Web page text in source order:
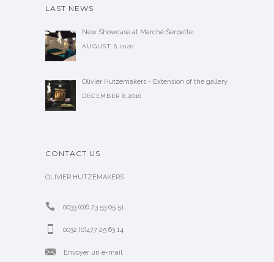
LAST NEWS
New Showcase at Marché Serpette
AUGUST 6,2020
Olivier Hutzemakers - Extension of the gallery
DECEMBER 8,2016
CONTACT US
OLIVIER HUTZEMAKERS
0033 (0)6 23 53 05 51
0032 (0)477 25 63 14
Envoyer un e-mail